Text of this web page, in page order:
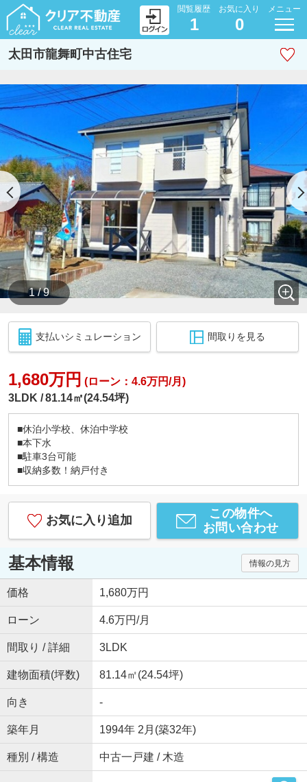
閲覧履歴
1
お気に入り
0
メニュー
太田市龍舞町中古住宅
1 / 9
支払いシミュレーション 間取りを見る
1,680万円 (ローン：4.6万円/月)
3LDK
81.14㎡(24.54坪)
■休泊小学校、休泊中学校
■本下水
■駐車3台可能
■収納多数！納戸付き
お気に入り追加
この物件へ
お問い合わせ
基本情報 情報の見方
価格 1,680万円
ローン 4.6万円/月
間取り / 詳細 3LDK
建物面積(坪数) 81.14㎡(24.54坪)
向き -
築年月 1994年 2月(築32年)
種別 / 構造 中古一戸建 / 木造